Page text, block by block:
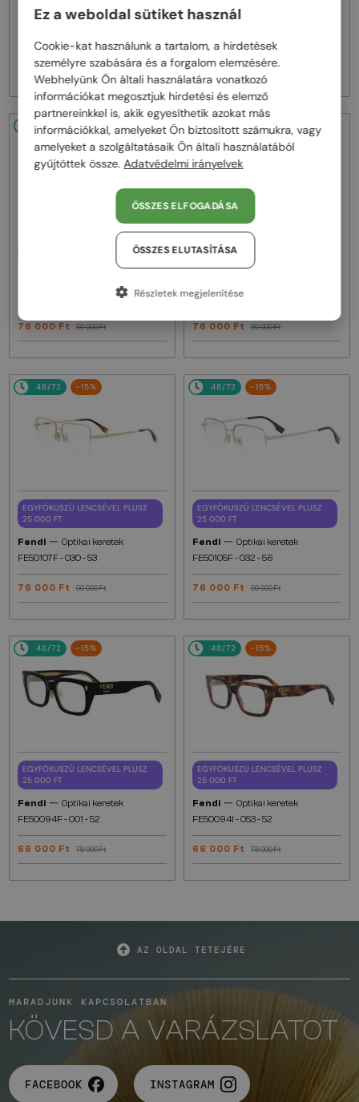
Fendi— Optikai keretek
76 000 Ft 90 000 Ft
Fendi—Optikai keretek
76 000 Ft 90 000 Ft
48/72 -15%
EGYFÓKUSZÚ LENCSÉVEL PLUSZ
76 000 Ft 90 000 Ft
48/72 -15%
EGYFÓKUSZÚ LENCSÉVEL PLUSZ
FE50109F - 016 - 52
76 000 Ft 90 000 Ft
48/72 -15%
EGYFÓKUSZÚ LENCSÉVEL PLUSZ
25 000 FT
Fendi — Optikai keretek
FE50107F - 030 - 53
76 000 Ft 90 000 Ft
48/72 -15%
EGYFÓKUSZÚ LENCSÉVEL PLUSZ
25 000 FT
Fendi — Optikai keretek
FE50105F - 032 - 56
76 000 Ft 90 000 Ft
48/72 -15%
EGYFÓKUSZÚ LENCSÉVEL PLUSZ
25 000 FT
Fendi — Optikai keretek
FE50094F - 001 - 52
66 000 Ft 78 000 Ft
48/72 -15%
EGYFÓKUSZÚ LENCSÉVEL PLUSZ
25 000 FT
Fendi — Optikai keretek
FE50094I - 053 - 52
66 000 Ft 78 000 Ft
AZ OLDAL TETEJÉRE
MARADJUNK KAPCSOLATBAN
KÖVESD A VARÁZSLATOT
FACEBOOK INSTAGRAM
Ez a weboldal sütiket használ
Cookie-kat használunk a tartalom, a hirdetések
személyre szabására és a forgalom elemzésére.
Webhelyünk Ön általi használatára vonatkozó
információkat megosztjuk hirdetési és elemző
partnereinkkel is, akik egyesíthetik azokat más
információkkal, amelyeket Ön biztosított számukra, vagy
amelyeket a szolgáltatásaik Ön általi használatából
gyűjtöttek össze.Adatvédelmi irányelvek
ÖSSZES ELFOGADÁSA
ÖSSZES ELUTASÍTÁSA
Részletek megjelenítése